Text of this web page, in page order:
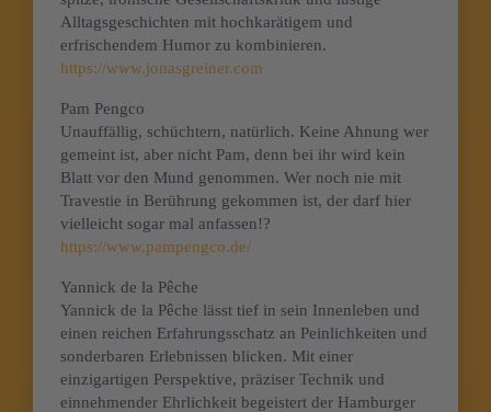
Alltagsgeschichten mit hochkarätigem und
erfrischendem Humor zu kombinieren.
https://www.jonasgreiner.com
Pam Pengco
Unauffällig, schüchtern, natürlich. Keine Ahnung wer
gemeint ist, aber nicht Pam, denn bei ihr wird kein
Blatt vor den Mund genommen. Wer noch nie mit
Travestie in Berührung gekommen ist, der darf hier
vielleicht sogar mal anfassen!?
https://www.pampengco.de/
Yannick de la Pêche
Yannick de la Pêche lässt tief in sein Innenleben und
einen reichen Erfahrungsschatz an Peinlichkeiten und
sonderbaren Erlebnissen blicken. Mit einer
einzigartigen Perspektive, präziser Technik und
einnehmender Ehrlichkeit begeistert der Hamburger